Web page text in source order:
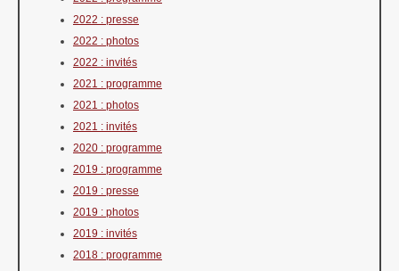
2022 : presse
2022 : photos
2022 : invités
2021 : programme
2021 : photos
2021 : invités
2020 : programme
2019 : programme
2019 : presse
2019 : photos
2019 : invités
2018 : programme